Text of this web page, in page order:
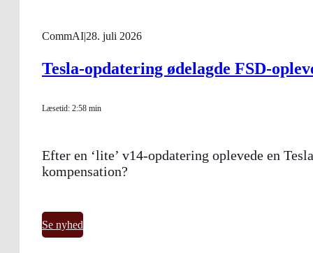
CommAI|28. juli 2026
Tesla-opdatering ødelagde
Læsetid: 2:58 min
Efter en ‘lite’ v14-opdatering oplevede en
kompensation?
Se nyhed